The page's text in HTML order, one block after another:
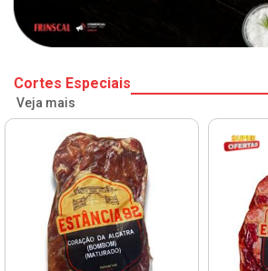
Cortes Especiais
Veja mais